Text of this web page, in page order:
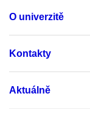
O univerzitě
Kontakty
Aktuálně